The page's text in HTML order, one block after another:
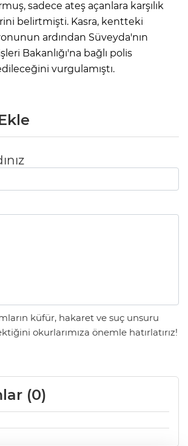
sadece ateş açanlara karşılık
belirtmişti. Kasra, kentteki
ardından Süveyda'nın
Bakanlığı'na bağlı polis
vurgulamıştı.
küfür, hakaret ve suç unsuru
okurlarımıza önemle hatırlatırız!
(0)